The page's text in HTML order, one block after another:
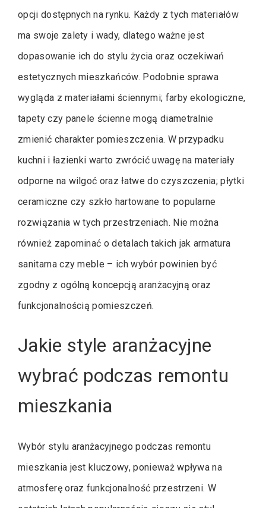
opcji dostępnych na rynku. Każdy z tych materiałów
ma swoje zalety i wady, dlatego ważne jest
dopasowanie ich do stylu życia oraz oczekiwań
estetycznych mieszkańców. Podobnie sprawa
wygląda z materiałami ściennymi; farby ekologiczne,
tapety czy panele ścienne mogą diametralnie
zmienić charakter pomieszczenia. W przypadku
kuchni i łazienki warto zwrócić uwagę na materiały
odporne na wilgoć oraz łatwe do czyszczenia; płytki
ceramiczne czy szkło hartowane to popularne
rozwiązania w tych przestrzeniach. Nie można
również zapominać o detalach takich jak armatura
sanitarna czy meble – ich wybór powinien być
zgodny z ogólną koncepcją aranżacyjną oraz
funkcjonalnością pomieszczeń.
Jakie style aranżacyjne
wybrać podczas remontu
mieszkania
Wybór stylu aranżacyjnego podczas remontu
mieszkania jest kluczowy, ponieważ wpływa na
atmosferę oraz funkcjonalność przestrzeni. W